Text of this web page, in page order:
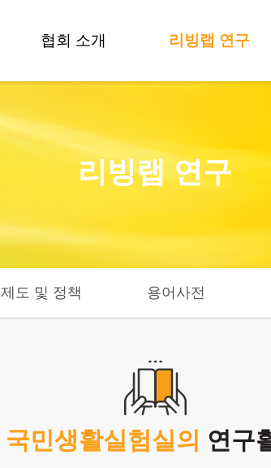
협회 소개
비전 및 목표
조직도
CI
리빙랩 연구
제도 및 정책
용어사전
리빙랩 연구
제도 및 정책 용어사전
국민생활실험실의 연구